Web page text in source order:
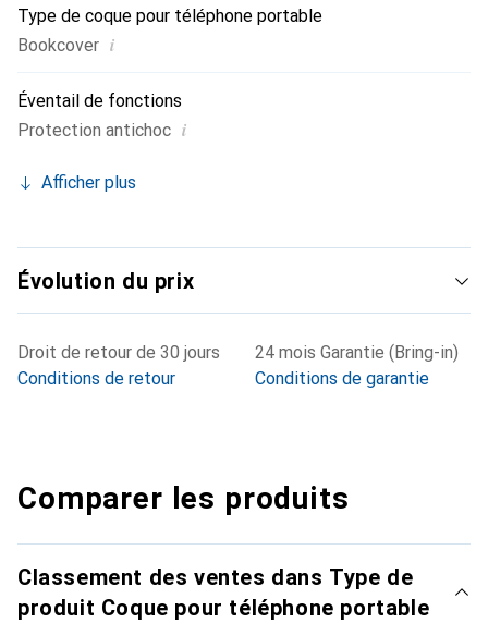
Type de coque pour téléphone portable
Bookcover i
Éventail de fonctions
Protection antichoc i
Afficher plus
Évolution du prix
Droit de retour de 30 jours
Conditions de retour
24 mois Garantie (Bring-in)
Conditions de garantie
Comparer les produits
Classement des ventes dans Type de
produit Coque pour téléphone portable